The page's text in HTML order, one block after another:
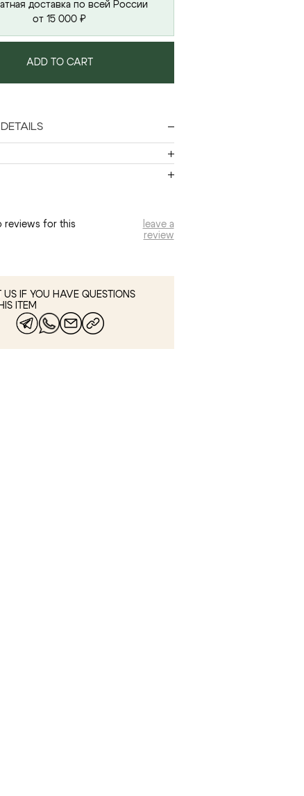
доставка по всей России
от 15 000 ₽
ADD TO CART
reviews for this
leave a
review
US IF YOU HAVE QUESTIONS
ITEM